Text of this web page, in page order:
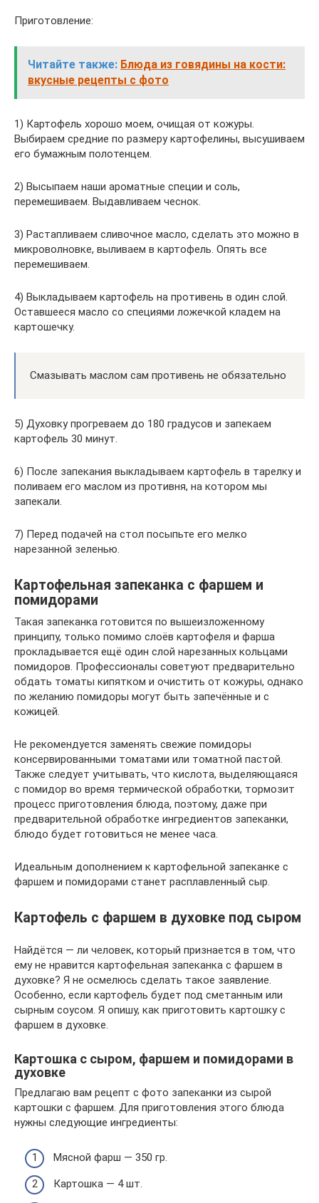
Приготовление:
Читайте также: Блюда из говядины на кости:
вкусные рецепты с фото
1) Картофель хорошо моем, очищая от кожуры.
Выбираем средние по размеру картофелины, высушиваем
его бумажным полотенцем.
2) Высыпаем наши ароматные специи и соль,
перемешиваем. Выдавливаем чеснок.
3) Растапливаем сливочное масло, сделать это можно в
микроволновке, выливаем в картофель. Опять все
перемешиваем.
4) Выкладываем картофель на противень в один слой.
Оставшееся масло со специями ложечкой кладем на
картошечку.
Смазывать маслом сам противень не обязательно
5) Духовку прогреваем до 180 градусов и запекаем
картофель 30 минут.
6) После запекания выкладываем картофель в тарелку и
поливаем его маслом из противня, на котором мы
запекали.
7) Перед подачей на стол посыпьте его мелко
нарезанной зеленью.
Картофельная запеканка с фаршем и
помидорами
Такая запеканка готовится по вышеизложенному
принципу, только помимо слоёв картофеля и фарша
прокладывается ещё один слой нарезанных кольцами
помидоров. Профессионалы советуют предварительно
обдать томаты кипятком и очистить от кожуры, однако
по желанию помидоры могут быть запечённые и с
кожицей.
Не рекомендуется заменять свежие помидоры
консервированными томатами или томатной пастой.
Также следует учитывать, что кислота, выделяющаяся
с помидор во время термической обработки, тормозит
процесс приготовления блюда, поэтому, даже при
предварительной обработке ингредиентов запеканки,
блюдо будет готовиться не менее часа.
Идеальным дополнением к картофельной запеканке с
фаршем и помидорами станет расплавленный сыр.
Картофель с фаршем в духовке под сыром
Найдётся — ли человек, который признается в том, что
ему не нравится картофельная запеканка с фаршем в
духовке? Я не осмелюсь сделать такое заявление.
Особенно, если картофель будет под сметанным или
сырным соусом. Я опишу, как приготовить картошку с
фаршем в духовке.
Картошка с сыром, фаршем и помидорами в
духовке
Предлагаю вам рецепт с фото запеканки из сырой
картошки с фаршем. Для приготовления этого блюда
нужны следующие ингредиенты:
Мясной фарш — 350 гр.
Картошка — 4 шт.